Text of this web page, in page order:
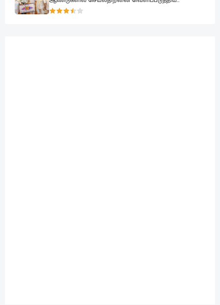
கடற்படை வீரர்கள் கௌரவிப்பு